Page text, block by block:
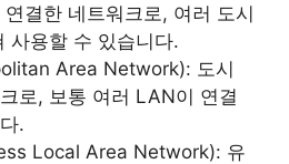
결한 네트워크로, 여러 도시
사용할 수 있습니다.
Area Network): 도시
로, 보통 여러 LAN이 연결
.
Local Area Network): 유